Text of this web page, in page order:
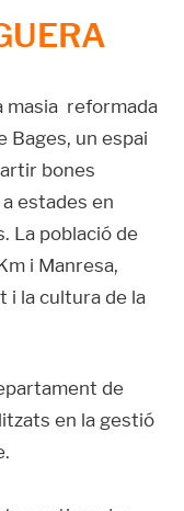
masia reformada
Bages, un espai
bones
estades en
La població de
i Manresa,
i la cultura de la
de
en la gestió